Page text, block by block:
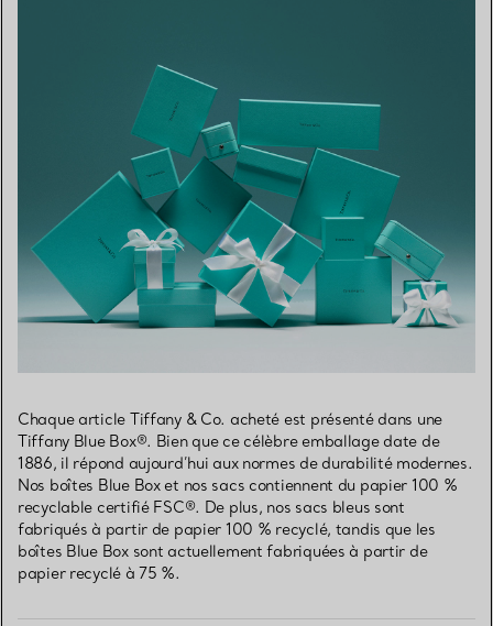
Chaque article Tiffany & Co. acheté est présenté dans une
Tiffany Blue Box®. Bien que ce célèbre emballage date de
1886, il répond aujourd’hui aux normes de durabilité modernes.
Nos boîtes Blue Box et nos sacs contiennent du papier 100 %
recyclable certifié FSC®. De plus, nos sacs bleus sont
fabriqués à partir de papier 100 % recyclé, tandis que les
boîtes Blue Box sont actuellement fabriquées à partir de
papier recyclé à 75 %.